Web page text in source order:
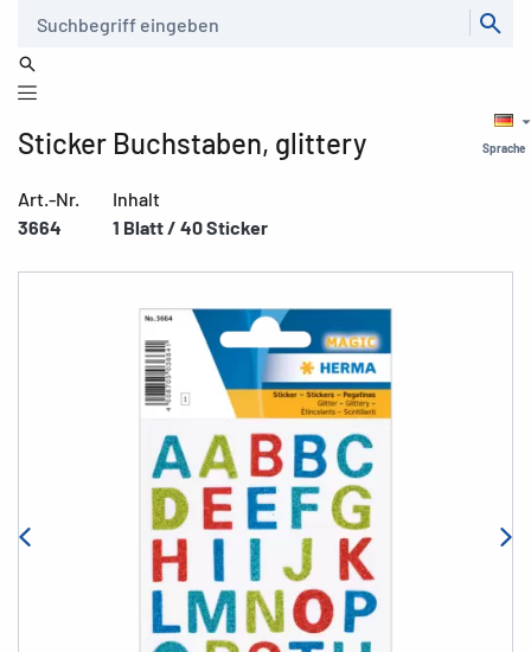
Sprache
Sticker Buchstaben, glittery
Art.-Nr.
3664
Inhalt
1 Blatt / 40 Sticker